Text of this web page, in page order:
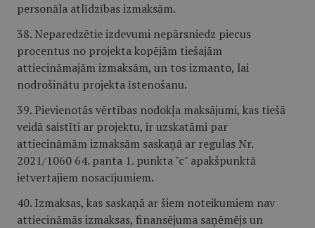
personāla atlīdzības izmaksām.
38. Neparedzētie izdevumi nepārsniedz piecus
procentus no projekta kopējām tiešajām
attiecināmajām izmaksām, un tos izmanto, lai
nodrošinātu projekta īstenošanu.
39. Pievienotās vērtības nodokļa maksājumi, kas tiešā
veidā saistīti ar projektu, ir uzskatāmi par
attiecināmām izmaksām saskaņā ar regulas Nr.
2021/1060 64. panta 1. punkta "c" apakšpunktā
ietvertajiem nosacījumiem.
40. Izmaksas, kas saskaņā ar šiem noteikumiem nav
attiecināmās izmaksas, finansējuma saņēmējs un